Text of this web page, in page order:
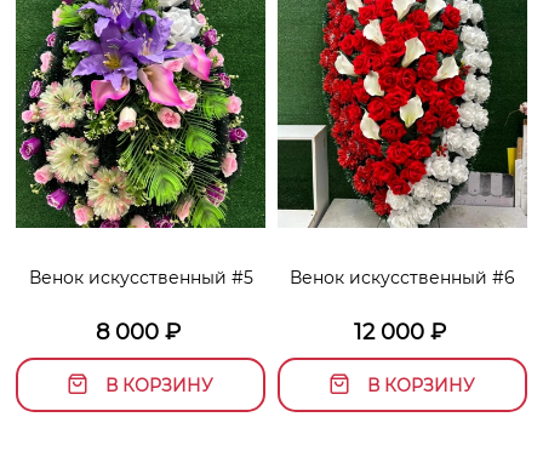
Венок искусственный #5
8 000₽
В КОРЗИНУ
Венок искусственный #6
12 000₽
В КОРЗИНУ